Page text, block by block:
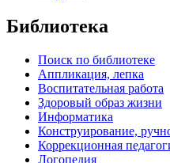
Библиотека
Поиск по библиотеке
Аппликация, лепка
Воспитательная работа
Здоровый образ жизни
Информатика
Конструирование,
Коррекционная
Логопедия